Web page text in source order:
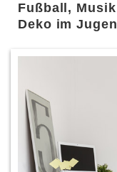
Fußball,
Deko im